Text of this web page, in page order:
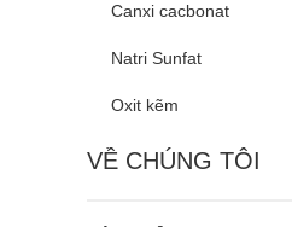
Canxi cacbonat
Natri Sunfat
Oxit kẽm
VỀ CHÚNG TÔI